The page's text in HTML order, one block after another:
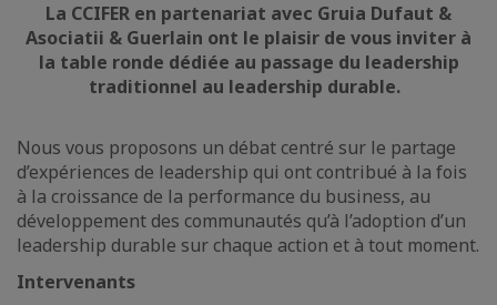
La CCIFER en partenariat avec Gruia Dufaut &
Asociatii & Guerlain ont le plaisir de vous inviter à
la table ronde dédiée au passage du leadership
traditionnel au leadership durable.
Nous vous proposons un débat centré sur le partage
d’expériences de leadership qui ont contribué à la fois
à la croissance de la performance du business, au
développement des communautés qu’à l’adoption d’un
leadership durable sur chaque action et à tout moment.
Intervenants